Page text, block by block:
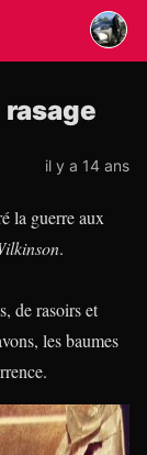
il y a 14 ans
la guerre aux
.
de rasoirs et
les baumes